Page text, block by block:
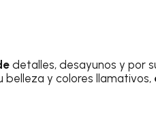
detalles, desayunos y por
y colores llamativos,